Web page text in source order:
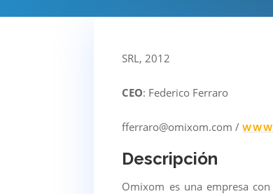
SRL, 2012
CEO: Federico Ferraro
fferraro@omixom.com /
Descripción
Omixom es una empresa